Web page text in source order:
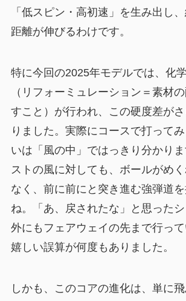
「低スピン・高初速」を生み出し
距離が伸びるわけです。
特に今回の2025年モデルでは、化
（リフォーミュレーション＝素材
すこと）が行われ、この硬度差が
りました。実際にコースで打って
いは「風の中」ではっきり分かり
ストの風に対しても、ボールがめ
なく、前に前にと突き進む強弾道
ね。「あ、戻されたな」と思った
外にもフェアウェイの先まで行っ
嬉しい誤算が何度もありました。
しかも、このコアの進化は、単に